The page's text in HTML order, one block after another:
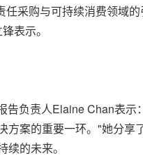
任采购与可持续消费领域
表示。
告负责人Elaine Chan表
方案的重要一环。"她分
的未来。